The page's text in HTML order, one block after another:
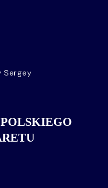
Sergey